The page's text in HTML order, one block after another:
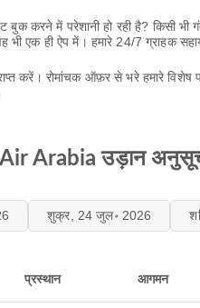
बुक करने में परेशानी हो रही है?
एक ही ऐप में। हमारे 24/7 ग्राहक
करें। रोमांचक ऑफ़र से भरे हमारे विशेष
Air Arabia उड़ान
शुक्र, 24 जुल॰ 2026
प्रस्थान आगमन